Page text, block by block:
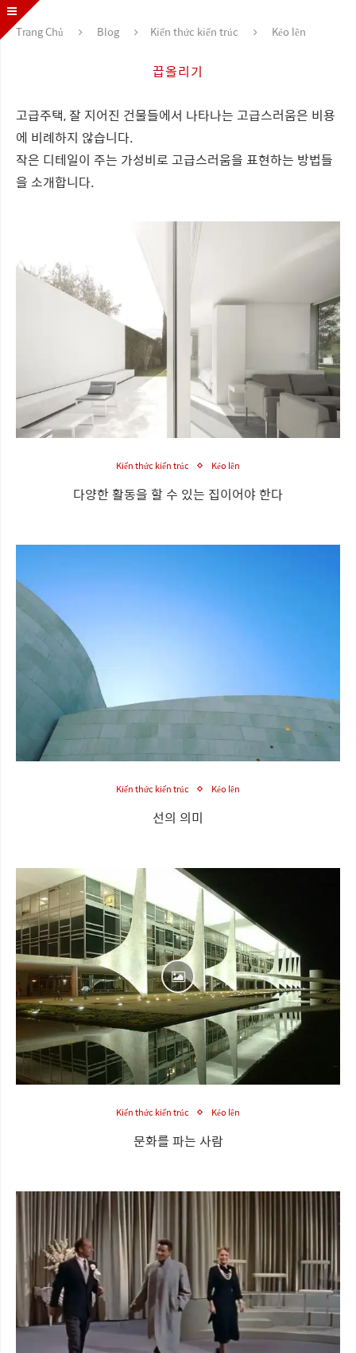
Trang Chủ Blog Kiến thức kiến trúc Kéo lên
끕올리기
고급주택, 잘 지어진 건물들에서 나타나는 고급스러움은 비용
에 비례하지 않습니다.
작은 디테일이 주는 가성비로 고급스러움을 표현하는 방법들
을 소개합니다.
Kiến thức kiến trúc Kéo lên
다양한 활동을 할 수 있는 집이어야 한다
Kiến thức kiến trúc Kéo lên
선의 의미
Kiến thức kiến trúc Kéo lên
문화를 파는 사람